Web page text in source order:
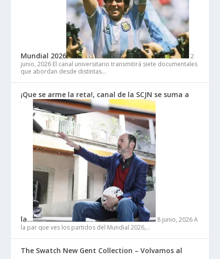
Mundial 2026
2
junio, 2026 El canal universitario transmitirá siete documentales
que abordan desde distintas…
¡Que se arme la reta!, canal de la SCJN se suma a
la… 8 junio, 2026 A
la par que ves los partidos del Mundial 2026,…
The Swatch New Gent Collection – Volvamos al